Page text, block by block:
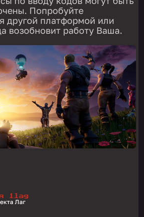
Попробуйте
другой платформой или
возобновит работу Ваша.
1lag
Лаг